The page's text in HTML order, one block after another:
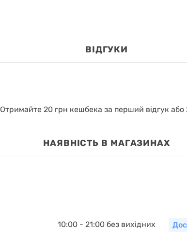
ВІДГУКИ
Отримайте 20 грн кешбека за перший відгук або
НАЯВНІСТЬ В МАГАЗИНАХ
10:00 - 21:00 без вихідних